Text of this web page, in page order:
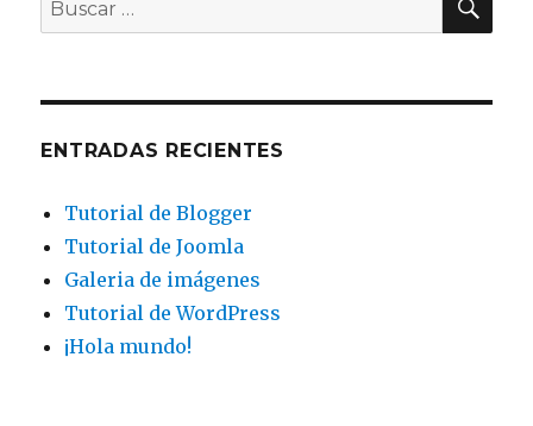
por:
ENTRADAS RECIENTES
Tutorial de Blogger
Tutorial de Joomla
Galeria de imágenes
Tutorial de WordPress
¡Hola mundo!